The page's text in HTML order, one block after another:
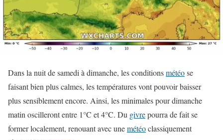
Dans la nuit de samedi à dimanche, les conditionsmétéose
faisant bien plus calmes, les températures vont pouvoir baisser
plus sensiblement encore. Ainsi, les minimales pour dimanche
matin oscilleront entre 1°C et 4°C. Du givrepourra de fait se
former localement, renouant avec unemétéoclassiquement